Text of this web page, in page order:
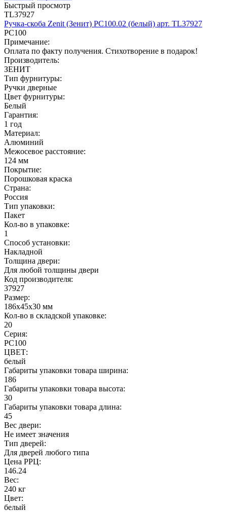
Быстрый просмотр
TL37927
Ручка-скоба Zenit (Зенит) РС100.02 (белый) арт. TL37927
РС100
Примечание:
Оплата по факту получения. Стихотворение в подарок!
Производитель:
ЗЕНИТ
Тип фурнитуры:
Ручки дверные
Цвет фурнитуры:
Белый
Гарантия:
1 год
Материал:
Алюминий
Межосевое расстояние:
124 мм
Покрытие:
Порошковая краска
Страна:
Россия
Тип упаковки:
Пакет
Кол-во в упаковке:
1
Способ установки:
Накладной
Толщина двери:
Для любой толщины двери
Код производителя:
37927
Размер:
186x45x30 мм
Кол-во в складской упаковке:
20
Серия:
РС100
ЦВЕТ:
белый
Габариты упаковки товара ширина:
186
Габариты упаковки товара высота:
30
Габариты упаковки товара длина:
45
Вес двери:
Не имеет значения
Тип дверей:
Для дверей любого типа
Цена РРЦ:
146.24
Вес:
240 кг
Цвет:
белый